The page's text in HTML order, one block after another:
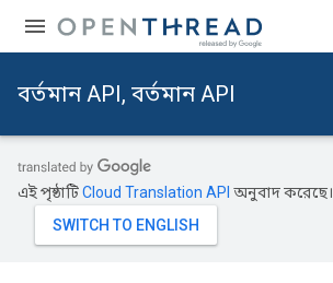
বর্তমান API, বর্তমান API
এই পৃষ্ঠাটিCloud Translation API অনুবাদ করেছে।